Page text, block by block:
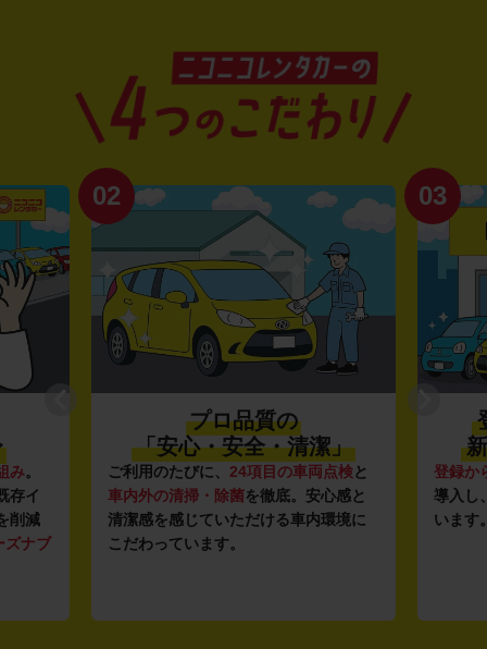
み。
存イ
削減
ズナブ
02
プロ品質の
「安心・安全・清潔」
ご利用のたびに、 24項目の車両点検と
車内外の清掃・除菌を徹底。安心感と
清潔感を感じていただける車内環境に
こだわっています。
03
登録か
導入し
います